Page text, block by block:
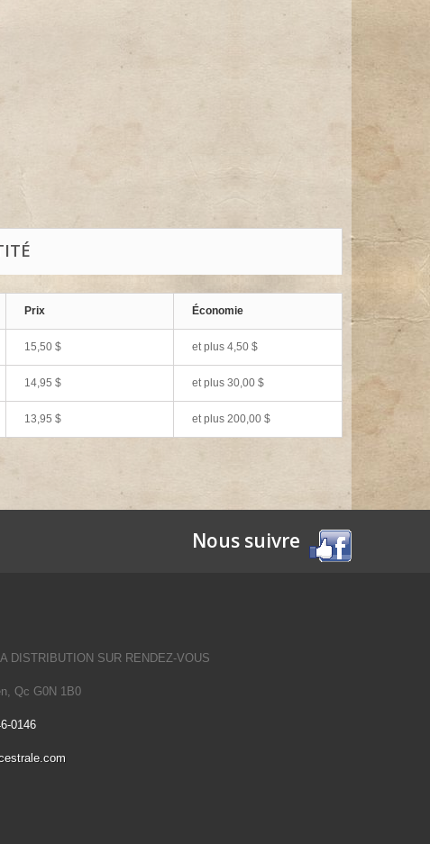
Prix Économie
15,50 $ et plus 4,50 $
14,95 $ et plus 30,00 $
13,95 $ et plus 200,00 $
Nous suivre
DISTRIBUTION SUR RENDEZ-VOUS
Qc G0N 1B0
0146